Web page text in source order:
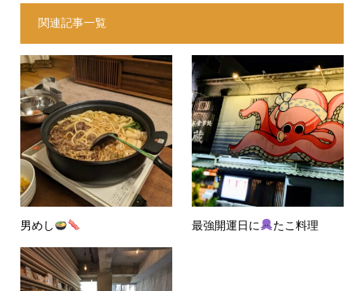
関連記事一覧
男めし 最強開運日に たこ料理